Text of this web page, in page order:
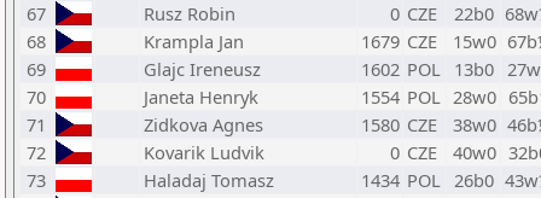
67
Rusz Robin 0 CZE 22b0
68
Krampla Jan 1679 CZE 15w0
69
Glajc Ireneusz 1602 POL 13b0
70
Janeta Henryk 1554 POL 28w0
71
Zidkova Agnes 1580 CZE 38w0
72
Kovarik Ludvik 0 CZE 40w0
73
Haladaj Tomasz 1434 POL 26b0